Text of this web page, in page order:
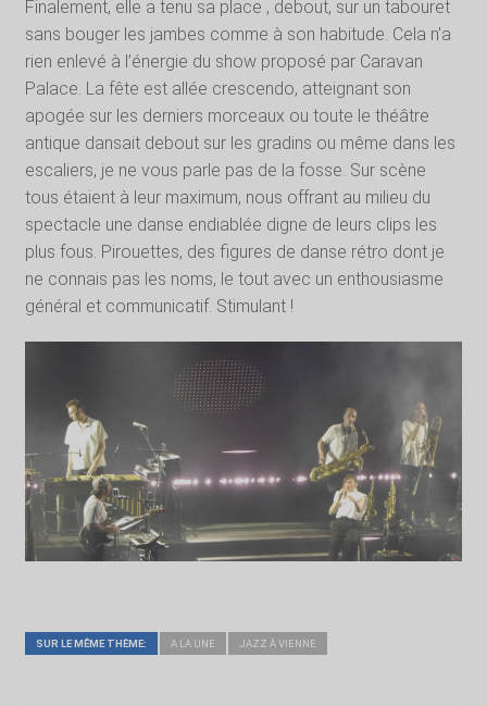
Finalement, elle a tenu sa place , debout, sur un tabouret
sans bouger les jambes comme à son habitude. Cela n’a
rien enlevé à l’énergie du show proposé par Caravan
Palace. La fête est allée crescendo, atteignant son
apogée sur les derniers morceaux ou toute le théâtre
antique dansait debout sur les gradins ou même dans les
escaliers, je ne vous parle pas de la fosse. Sur scène
tous étaient à leur maximum, nous offrant au milieu du
spectacle une danse endiablée digne de leurs clips les
plus fous. Pirouettes, des figures de danse rétro dont je
ne connais pas les noms, le tout avec un enthousiasme
général et communicatif. Stimulant !
SUR LE MÊME THÈME: A LA UNE JAZZ À VIENNE